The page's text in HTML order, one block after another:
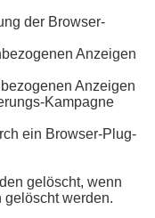
der Browser-
Anzeigen
Anzeigen
Kampagne
ein Browser-Plug-
gelöscht, wenn
werden.